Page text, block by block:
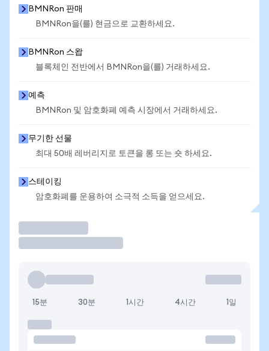
BMNRon 판매
BMNRon을(를) 현금으로 교환하세요.
BMNRon 스왑
블록체인 전반에서 BMNRon을(를) 거래하세요.
예측
BMNRon 및 암호화폐 예측 시장에서 거래하세요.
무기한 선물
최대 50배 레버리지로 토큰을 롱 또는 숏 하세요.
스테이킹
암호화폐를 운용하여 소극적 소득을 얻으세요.
15분 30분 1시간 4시간 1일